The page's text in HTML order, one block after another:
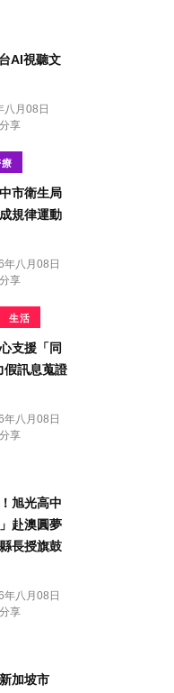
AI視聽文
八月08日
享
市衛生局
規律運動
年八月08日
享
生活
支援「同
假訊息蒐證
年八月08日
享
旭光高中
赴澳圓夢
長授旗鼓
年八月08日
享
加坡市